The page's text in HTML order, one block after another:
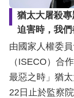
猶太大屠殺
迫害時，我
由國家人權委
（ISECO）合
最惡之時」猶
22日止於監察